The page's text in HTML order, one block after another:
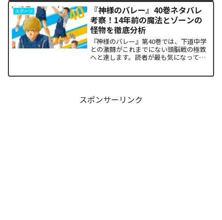
坂道が選択した驚くべき行動が描かれま
す。科学的な限界や競技...
スポーツ
『神様のバレー』40巻ネタバレ
考察！14年前の魔法とゾーンの
怪物を徹底分析
『神様のバレー』第40巻では、下道中学
との激闘がこれまでにない頭脳戦の極致
へと達します。読者が最も気になってい
スポンサーリンク